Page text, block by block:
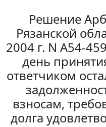
Решение
Рязанской
2004 г. N А54-
день
ответчиком
взносам,
долга